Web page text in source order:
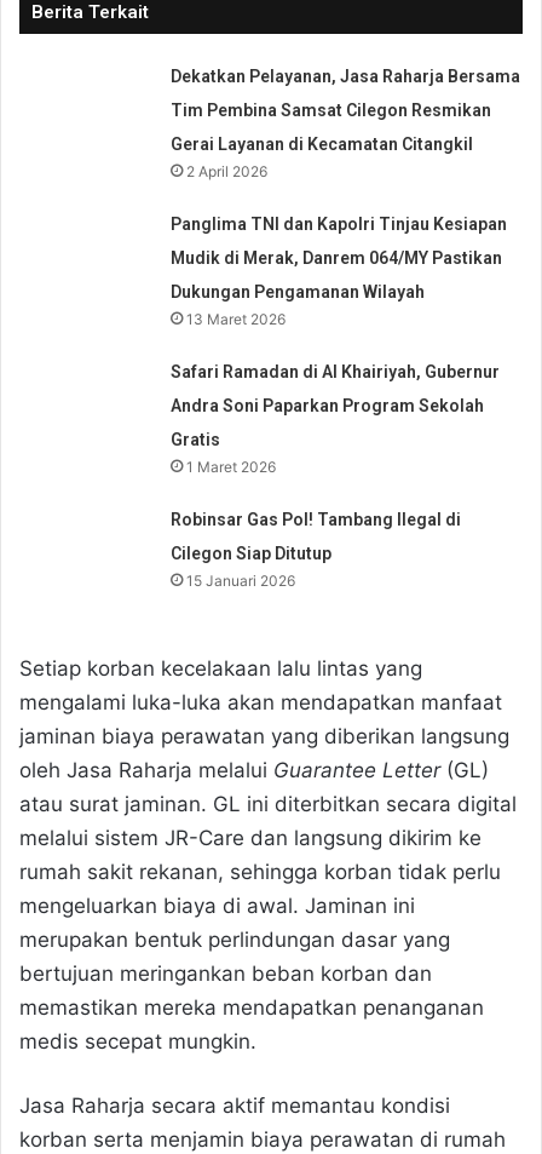
Berita Terkait
Dekatkan Pelayanan, Jasa Raharja Bersama
Tim Pembina Samsat Cilegon Resmikan
Gerai Layanan di Kecamatan Citangkil
2 April 2026
Panglima TNI dan Kapolri Tinjau Kesiapan
Mudik di Merak, Danrem 064/MY Pastikan
Dukungan Pengamanan Wilayah
13 Maret 2026
Safari Ramadan di Al Khairiyah, Gubernur
Andra Soni Paparkan Program Sekolah
Gratis
1 Maret 2026
Robinsar Gas Pol! Tambang Ilegal di
Cilegon Siap Ditutup
15 Januari 2026
Setiap korban kecelakaan lalu lintas yang
mengalami luka-luka akan mendapatkan manfaat
jaminan biaya perawatan yang diberikan langsung
oleh Jasa Raharja melalui Guarantee Letter(GL)
atau surat jaminan. GL ini diterbitkan secara digital
melalui sistem JR-Care dan langsung dikirim ke
rumah sakit rekanan, sehingga korban tidak perlu
mengeluarkan biaya di awal. Jaminan ini
merupakan bentuk perlindungan dasar yang
bertujuan meringankan beban korban dan
memastikan mereka mendapatkan penanganan
medis secepat mungkin.
Jasa Raharja secara aktif memantau kondisi
korban serta menjamin biaya perawatan di rumah